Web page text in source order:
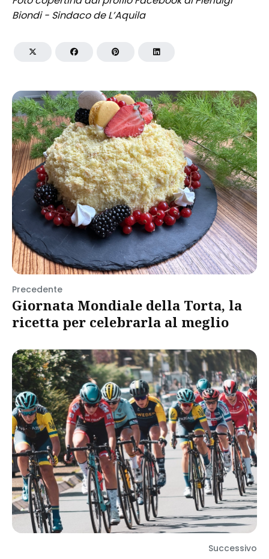
Biondi - Sindaco de L’Aquila
Precedente
Giornata Mondiale della Torta, la
ricetta per celebrarla al meglio
Successivo